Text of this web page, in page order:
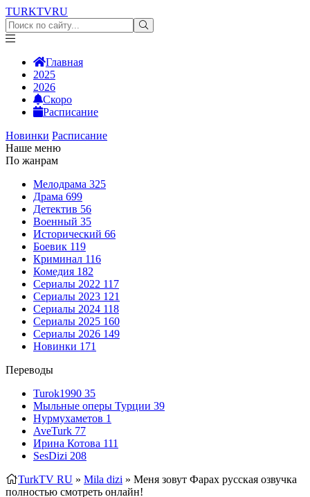
TURKTVRU
Главная
2025
2026
Скоро
Расписание
Новинки Расписание
Наше меню
По жанрам
Мелодрама 325
Драма 699
Детектив 56
Военный 35
Исторический 66
Боевик 119
Криминал 116
Комедия 182
Сериалы 2022 117
Сериалы 2023 121
Сериалы 2024 118
Сериалы 2025 160
Сериалы 2026 149
Новинки 171
Переводы
Turok1990 35
Мыльные оперы Турции 39
Нурмухаметов 1
AveTurk 77
Ирина Котова 111
SesDizi 208
TurkTV RU » Mila dizi » Меня зовут Фарах русская озвучка
полностью смотреть онлайн!